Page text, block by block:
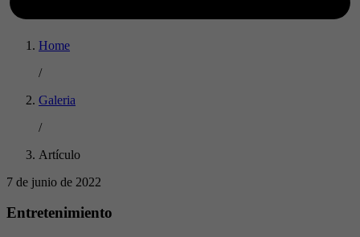
Home
/
Galeria
/
Artículo
7 de junio de 2022
Entretenimiento